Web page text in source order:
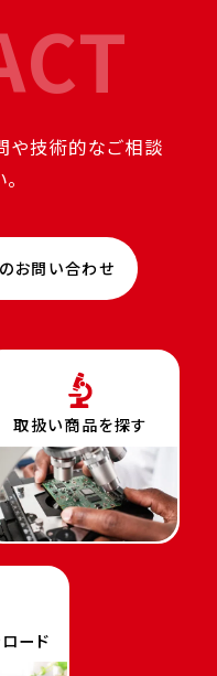
や技術的なご相談
お問い合わせ
取扱い商品を探す
ード